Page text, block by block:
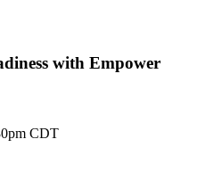
with Empower
CDT